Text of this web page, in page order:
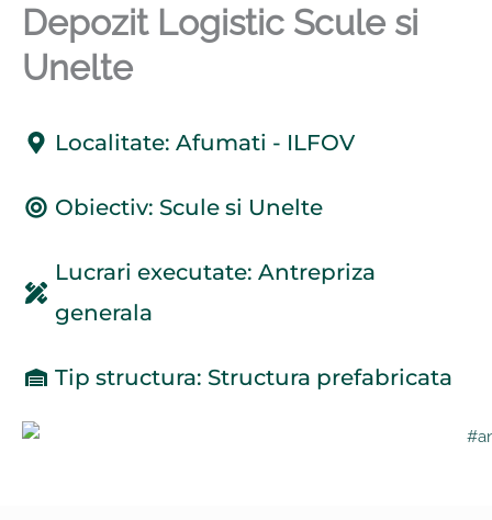
Depozit Logistic Scule si
Unelte
Localitate: Afumati - ILFOV
Obiectiv: Scule si Unelte
Lucrari executate: Antrepriza
generala
Tip structura: Structura prefabricata